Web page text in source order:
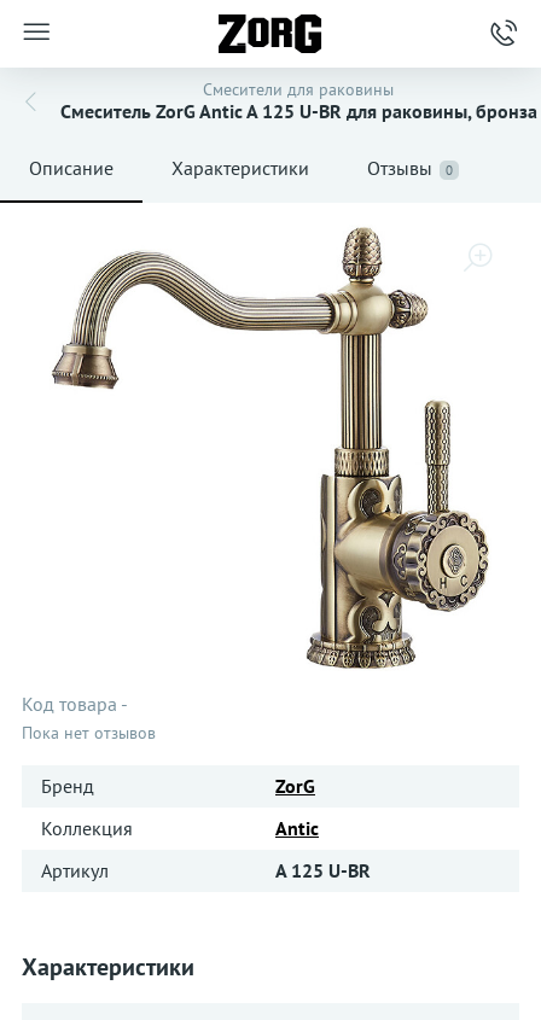
Смесители для раковины
Смеситель ZorG Antic A 125 U-BR для раковины, бронза
Описание Характеристики Отзывы 0
Код товара -
Пока нет отзывов
Бренд
ZorG
Коллекция
Antic
Артикул
A 125 U-BR
Характеристики